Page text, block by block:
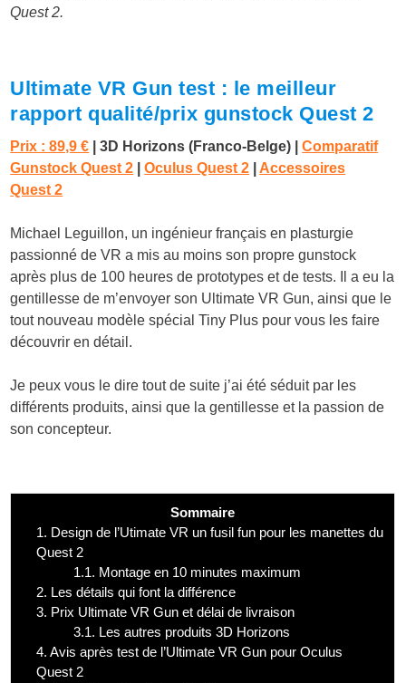
Quest 2.
Ultimate VR Gun test : le meilleur
rapport qualité/prix gunstock Quest 2
Prix : 89,9 € | 3D Horizons (Franco-Belge) |Comparatif
Gunstock Quest 2
Oculus Quest 2
Accessoires
Quest 2
Michael Leguillon, un ingénieur français en plasturgie
passionné de VR a mis au moins son propre gunstock
après plus de 100 heures de prototypes et de tests. Il a eu la
gentillesse de m’envoyer son Ultimate VR Gun, ainsi que le
tout nouveau modèle spécial Tiny Plus pour vous les faire
découvrir en détail.
Je peux vous le dire tout de suite j’ai été séduit par les
différents produits, ainsi que la gentillesse et la passion de
son concepteur.
Sommaire
1. Design de l’Utimate VR un fusil fun pour les manettes du
Quest 2
1.1. Montage en 10 minutes maximum
2. Les détails qui font la différence
3. Prix Ultimate VR Gun et délai de livraison
3.1. Les autres produits 3D Horizons
4. Avis après test de l’Ultimate VR Gun pour Oculus
Quest 2